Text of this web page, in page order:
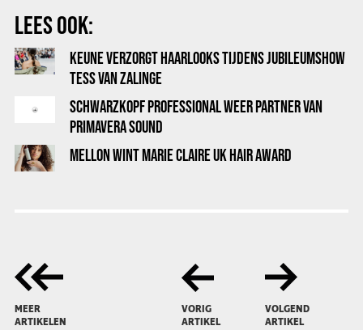
LEES OOK:
KEUNE VERZORGT HAARLOOKS TIJDENS JUBILEUMSHOW
TESS VAN ZALINGE
SCHWARZKOPF PROFESSIONAL WEER PARTNER VAN
PRIMAVERA SOUND
MELLON WINT MARIE CLAIRE UK HAIR AWARD
MEER
ARTIKELEN
VORIG
ARTIKEL
VOLGEND
ARTIKEL